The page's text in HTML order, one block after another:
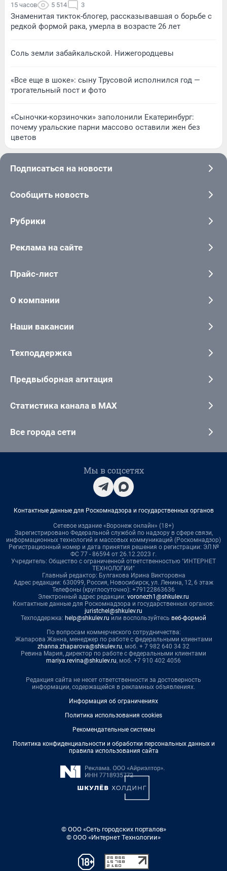
15 часов 5 514 3
Знаменитая тикток-блогер, рассказывавшая о борьбе с
редкой формой рака, умерла в возрасте 26 лет
Соль земли забайкальской. Нижегородцевы
«Все еще в шоке»: сыну Трусовой исполнился год —
трогательный пост и фото
«Сыночки-корзиночки» заполонили Екатеринбург:
почему уральские парни массово оставили жен без
цветов
Подписаться на новости
Сообщить новость
Рубрики
Реклама на сайте
Прайс-лист
О компании
Наши вакансии
Техподдержка
Предвыборная агитация
Статистика канала в MAX
Все города сети
Мы в соцсетях
Контактные данные для Роскомнадзора и государственных органов
Сетевое издание «Воронеж онлайн» (18+)
Зарегистрировано Федеральной службой по надзору в сфере связи,
информационных технологий и массовых коммуникаций (Роскомнадзор)
Регистрационный номер и дата принятия решения о регистрации: ЭЛ №
ФС 77 - 86594 от 26.12.2023 г.
Учредитель: Общество с ограниченной ответственностью "ИНТЕРНЕТ
ТЕХНОЛОГИИ"
Главный редактор: Булгакова Ирина Викторовна
Адрес редакции: 630099, Россия, Новосибирск, ул. Ленина, 12, 6 этаж
Телефоны (круглосуточно): +79122863636
Электронный адрес редакции: voronezh1@shkulev.ru
Контактные данные для Роскомнадзора и государственных органов:
juristchel@shkulev.ru
Техподдержка: help@shkulev.ru или воспользуйтесь веб-формой
По вопросам коммерческого сотрудничества:
Жапарова Жанна, менеджер по работе с федеральными клиентами
zhanna.zhaparova@shkulev.ru, моб. + 7 982 640 34 32
Ревина Мария, директор по работе с федеральными клиентами
mariya.revina@shkulev.ru, моб. +7 910 402 4056
Редакция сайта не несет ответственности за достоверность
информации, содержащейся в рекламных объявлениях.
Информация об ограничениях
Политика использования cookies
Рекомендательные системы
Политика конфиденциальности и обработки персональных данных и
правила использования сайта
© ООО «Сеть городских порталов»
© ООО «Интернет Технологии»